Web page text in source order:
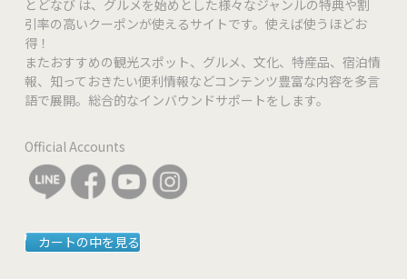
席数
個室 なし
貸切 可(10名様～)
特記事項 無料Wi-Fiあり
とどなび は、グルメを始めとした様々なジャンルの特典や割
引率の高いクーポンが使えるサイトです。使えば使うほどお
得！
またおすすめの観光スポット、グルメ、文化、特産品、宿泊情
報、知っておきたい便利情報などコンテンツ豊富な内容を多言
語で展開。総合的なインバウンドサポートをします。
Official Accounts
カートの中を見る